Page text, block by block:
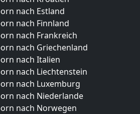
nach Estland
nach Finnland
nach Frankreich
nach Griechenland
nach Italien
nach Liechtenstein
nach Luxemburg
nach Niederlande
nach Norwegen